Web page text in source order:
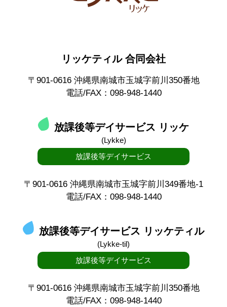
リッケティル 合同会社
〒901-0616 沖縄県南城市玉城字前川350番地
電話/FAX：098-948-1440
放課後等デイサービス リッケ
(Lykke)
放課後等デイサービス
〒901-0616 沖縄県南城市玉城字前川349番地-1
電話/FAX：098-948-1440
放課後等デイサービス リッケティル
(Lykke-til)
放課後等デイサービス
〒901-0616 沖縄県南城市玉城字前川350番地
電話/FAX：098-948-1440